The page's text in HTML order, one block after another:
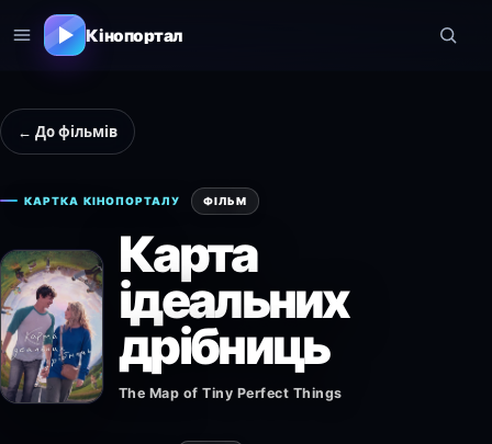
Кінопортал
← До фільмів
КАРТКА КІНОПОРТАЛУ ФІЛЬМ
Карта
ідеальних
дрібниць
The Map of Tiny Perfect Things